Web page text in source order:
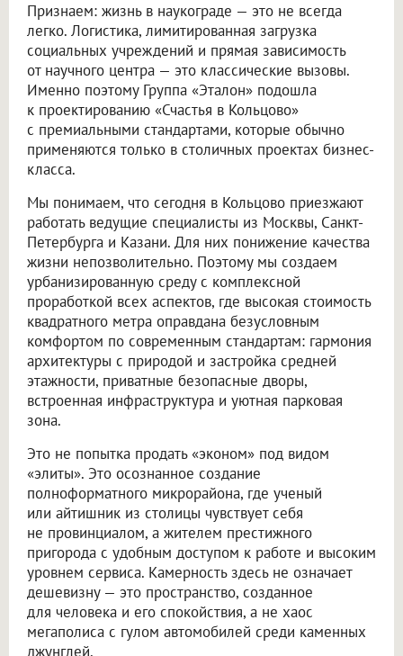
Признаем: жизнь в наукограде — это не всегда
легко. Логистика, лимитированная загрузка
социальных учреждений и прямая зависимость
от научного центра — это классические вызовы.
Именно поэтому Группа «Эталон» подошла
к проектированию «Счастья в Кольцово»
с премиальными стандартами, которые обычно
применяются только в столичных проектах бизнес-
класса.
Мы понимаем, что сегодня в Кольцово приезжают
работать ведущие специалисты из Москвы, Санкт-
Петербурга и Казани. Для них понижение качества
жизни непозволительно. Поэтому мы создаем
урбанизированную среду с комплексной
проработкой всех аспектов, где высокая стоимость
квадратного метра оправдана безусловным
комфортом по современным стандартам: гармония
архитектуры с природой и застройка средней
этажности, приватные безопасные дворы,
встроенная инфраструктура и уютная парковая
зона.
Это не попытка продать «эконом» под видом
«элиты». Это осознанное создание
полноформатного микрорайона, где ученый
или айтишник из столицы чувствует себя
не провинциалом, а жителем престижного
пригорода с удобным доступом к работе и высоким
уровнем сервиса. Камерность здесь не означает
дешевизну — это пространство, созданное
для человека и его спокойствия, а не хаос
мегаполиса с гулом автомобилей среди каменных
джунглей.